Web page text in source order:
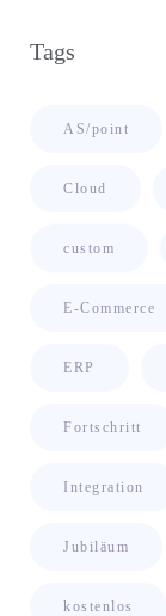
Tags
AS/point
Cloud
custom
E-Commerce
ERP
Fortschritt
Integration
Jubiläum
kostenlos